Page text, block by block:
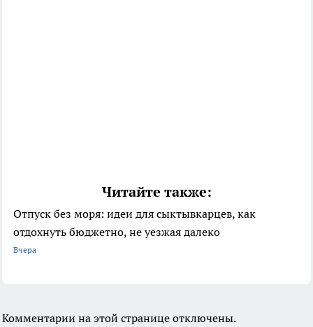
Читайте также:
Отпуск без моря: идеи для сыктывкарцев, как
отдохнуть бюджетно, не уезжая далеко
Вчера
Комментарии на этой странице отключены.